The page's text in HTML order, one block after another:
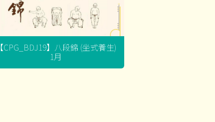
【CPG_BDJ19】八段錦 (坐式養生)
1月